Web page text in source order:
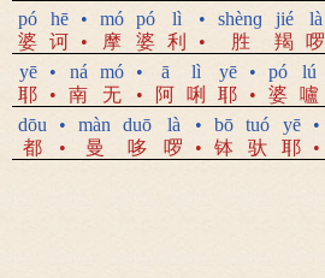
pó
婆
hē
诃
•
•
mó
摩
pó
婆
lì
利
•
•
shènɡ
胜
jié
羯
là
啰
yē
耶
•
•
ná
南
mó
无
•
•
ā
阿
lì
唎
yē
耶
•
•
pó
婆
lú
嚧
dōu
都
•
•
màn
曼
duō
哆
là
啰
•
•
bō
钵
tuó
驮
yē
耶
•
•